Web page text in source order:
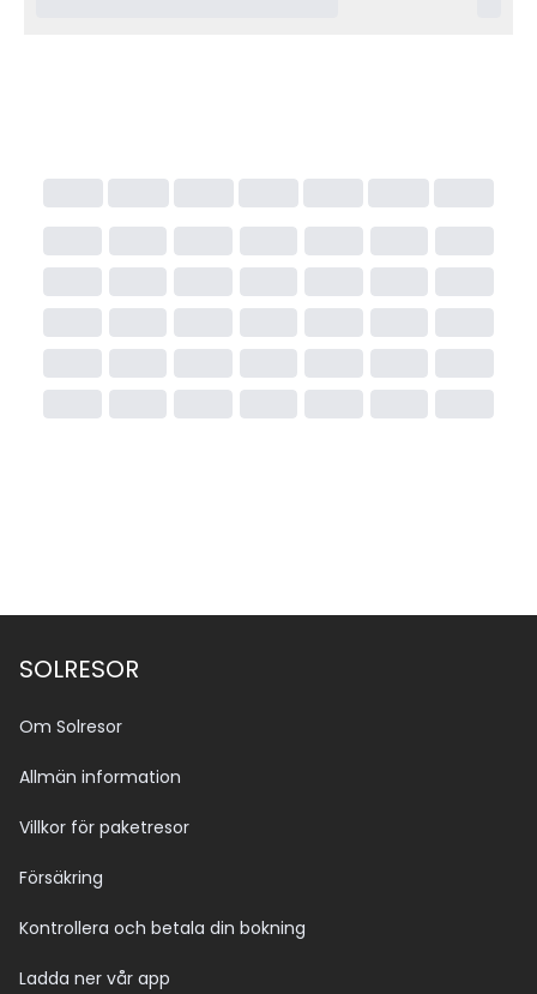
SOLRESOR
Om Solresor
Allmän information
Villkor för paketresor
Försäkring
Kontrollera och betala din bokning
Ladda ner vår app